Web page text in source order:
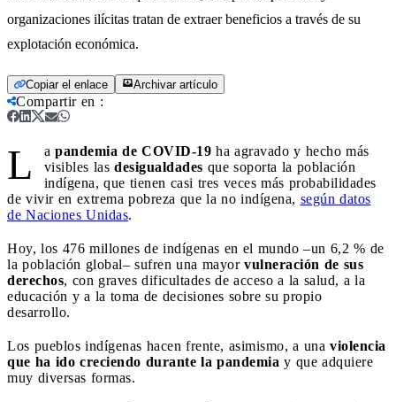
organizaciones ilícitas tratan de extraer beneficios a través de su
explotación económica.
Copiar el enlace Archivar artículo
Compartir en :
L a pandemia de COVID-19 ha agravado y hecho más
visibles las desigualdades que soporta la población
indígena, que tienen casi tres veces más probabilidades
de vivir en extrema pobreza que la no indígena, según datos
de Naciones Unidas.
Hoy, los 476 millones de indígenas en el mundo –un 6,2 % de
la población global– sufren una mayor vulneración de sus
derechos, con graves dificultades de acceso a la salud, a la
educación y a la toma de decisiones sobre su propio
desarrollo.
Los pueblos indígenas hacen frente, asimismo, a una violencia
que ha ido creciendo durante la pandemia y que adquiere
muy diversas formas.